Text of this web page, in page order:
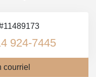
924-7445
courriel